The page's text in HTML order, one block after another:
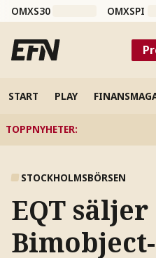
OMXS30 OMXSPI
START PLAY
TOPPNYHETER:
STOCKHOLMSBÖRSEN
EQT säljer